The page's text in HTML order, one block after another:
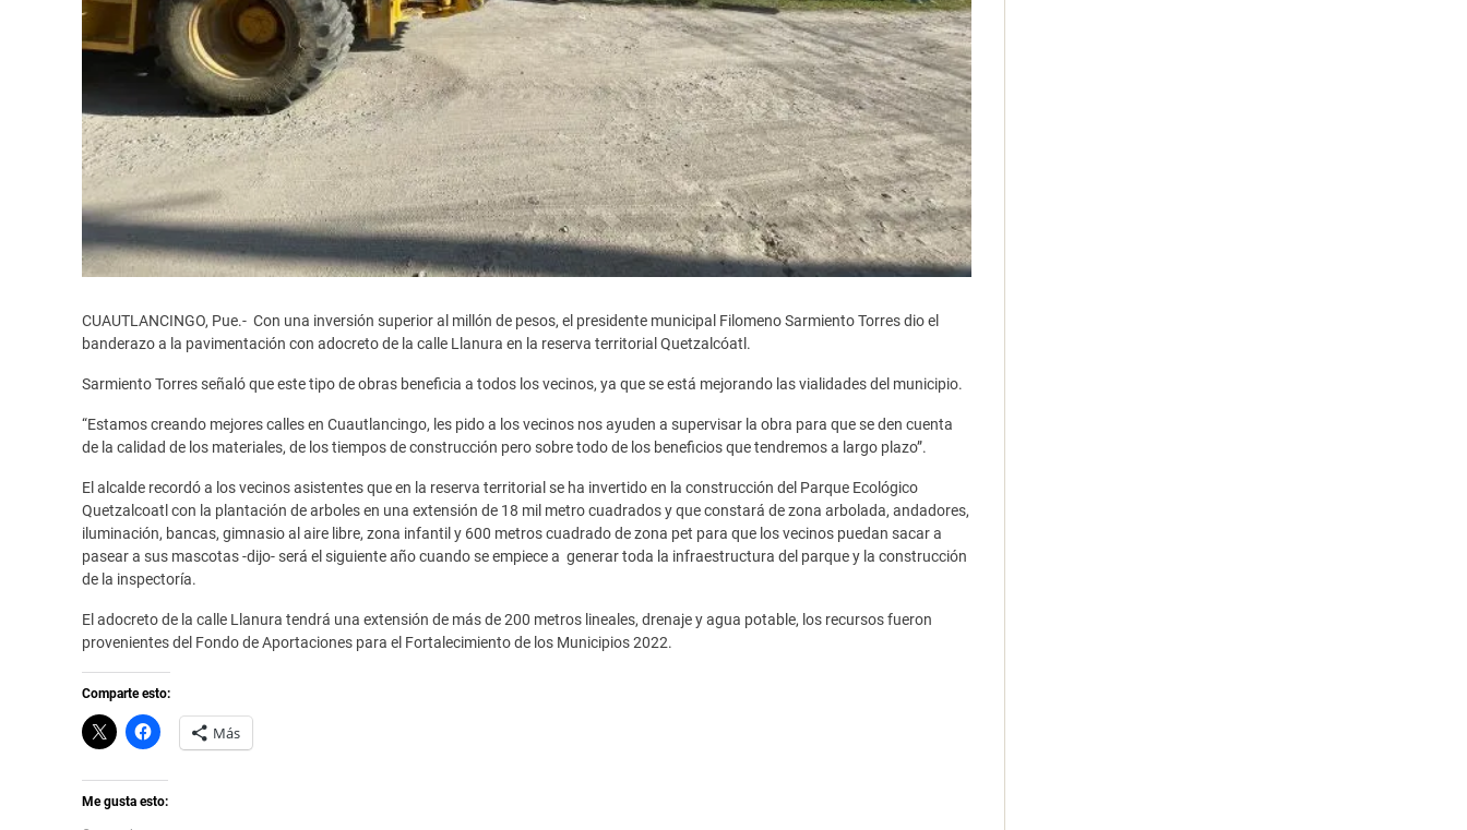
CUAUTLANCINGO, Pue.- Con una inversión superior al millón de pesos, el presidente municipal Filomeno Sarmiento Torres dio el
banderazo a la pavimentación con adocreto de la calle Llanura en la reserva territorial Quetzalcóatl.
Sarmiento Torres señaló que este tipo de obras beneficia a todos los vecinos, ya que se está mejorando las vialidades del municipio.
“Estamos creando mejores calles en Cuautlancingo, les pido a los vecinos nos ayuden a supervisar la obra para que se den cuenta
de la calidad de los materiales, de los tiempos de construcción pero sobre todo de los beneficios que tendremos a largo plazo”.
El alcalde recordó a los vecinos asistentes que en la reserva territorial se ha invertido en la construcción del Parque Ecológico
Quetzalcoatl con la plantación de arboles en una extensión de 18 mil metro cuadrados y que constará de zona arbolada, andadores,
iluminación, bancas, gimnasio al aire libre, zona infantil y 600 metros cuadrado de zona pet para que los vecinos puedan sacar a
pasear a sus mascotas -dijo- será el siguiente año cuando se empiece a generar toda la infraestructura del parque y la construcción
de la inspectoría.
El adocreto de la calle Llanura tendrá una extensión de más de 200 metros lineales, drenaje y agua potable, los recursos fueron
provenientes del Fondo de Aportaciones para el Fortalecimiento de los Municipios 2022.
Comparte esto:
C
l
k
t
o
H
a
l
i
Más
Me gusta esto: